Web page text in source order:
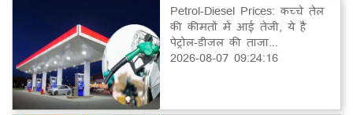
Petrol-Diesel Prices: कच्चे तेल
की कीमतों में आई तेजी, ये है
पेट्रोल-डीजल की ताजा...
2026-08-07 09:24:16